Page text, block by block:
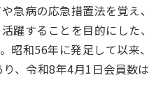
急病の応急措置法を覚え、
躍することを目的にした、
昭和56年に発足して以来、
、令和8年4月1日会員数は